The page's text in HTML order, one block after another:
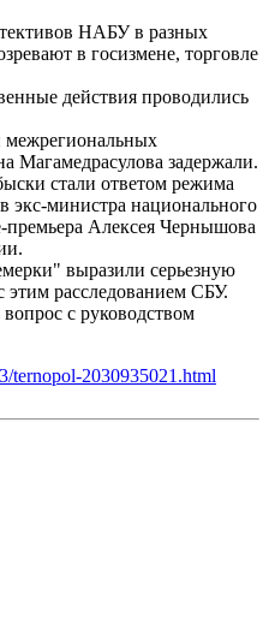
НАБУ в разных
в госизмене, торговле
действия проводились
межрегиональных
Магамедрасулова задержали.
стали ответом режима
экс-министра национального
Алексея Чернышова
выразили серьезную
этим расследованием СБУ.
с руководством
ternopol-2030935021.html